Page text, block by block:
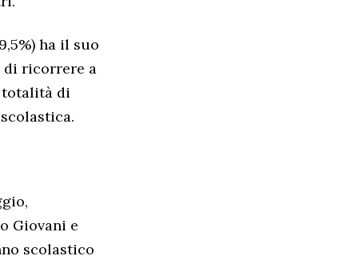
ha il suo
di ricorrere a
totalità di
Giovani e
scolastico